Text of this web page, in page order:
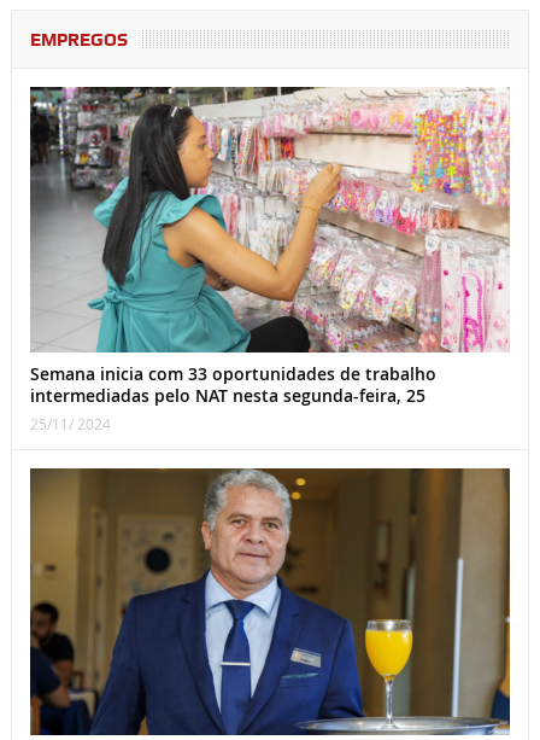
EMPREGOS
Semana inicia com 33 oportunidades de trabalho
intermediadas pelo NAT nesta segunda-feira, 25
25/11/ 2024